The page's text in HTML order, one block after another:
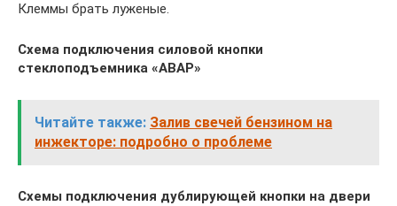
Клеммы брать луженые.
Схема подключения силовой кнопки
стеклоподъемника «АВАР»
Читайте также: Залив свечей бензином на
инжекторе: подробно о проблеме
Схемы подключения дублирующей кнопки на двери